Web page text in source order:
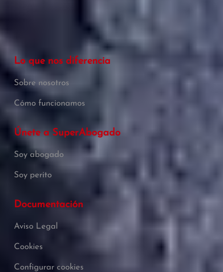
Lo que nos diferencia
Sobre nosotros
Cómo funcionamos
Únete a SuperAbogado
Soy abogado
Soy perito
Documentación
Aviso Legal
Cookies
Configurar cookies